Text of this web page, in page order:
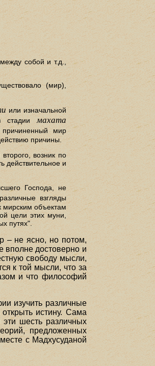
собой и т.д.,
(мир),
или изначальной
стадии махата
причиненный мир
причины.
возник по
действительное и
Господа, не
взгляды
мирским объектам
цели этих муни,
путях".
– не ясно, но потом,
вполне достоверно и
свободу мысли,
к той мысли, что за
и что философий
изучить различные
истину. Сама
эти шесть различных
предложенных
с Мадхусуданой